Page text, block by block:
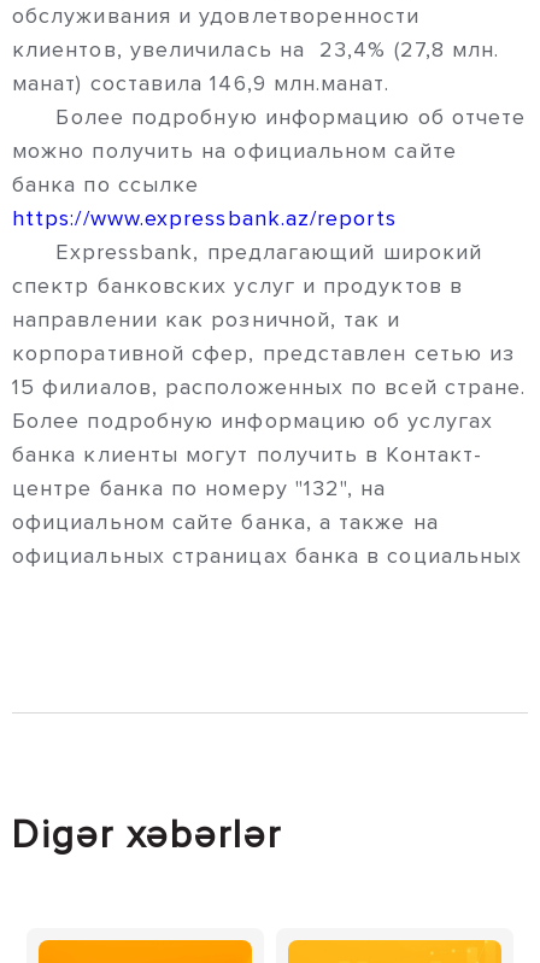
обслуживания и удовлетворенности
клиентов, увеличилась на 23,4% (27,8 млн.
манат) составила 146,9 млн.манат.
Более подробную информацию об отчете
можно получить на официальном сайте
банка по ссылке
https://www.expressbank.az/reports
Expressbank, предлагающий широкий
спектр банковских услуг и продуктов в
направлении как розничной, так и
корпоративной сфер, представлен сетью из
15 филиалов, расположенных по всей стране.
Более подробную информацию об услугах
банка клиенты могут получить в Контакт-
центре банка по номеру "132", на
официальном сайте банка, а также на
официальных страницах банка в социальных
Digər xəbərlər